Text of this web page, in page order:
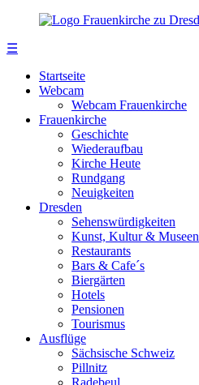
☰
Startseite
Webcam
Webcam Frauenkirche
Frauenkirche
Geschichte
Wiederaufbau
Kirche Heute
Rundgang
Neuigkeiten
Dresden
Sehenswürdigkeiten
Kunst, Kultur & Museen
Restaurants
Bars & Cafe´s
Biergärten
Hotels
Pensionen
Tourismus
Ausflüge
Sächsische Schweiz
Pillnitz
Radebeul